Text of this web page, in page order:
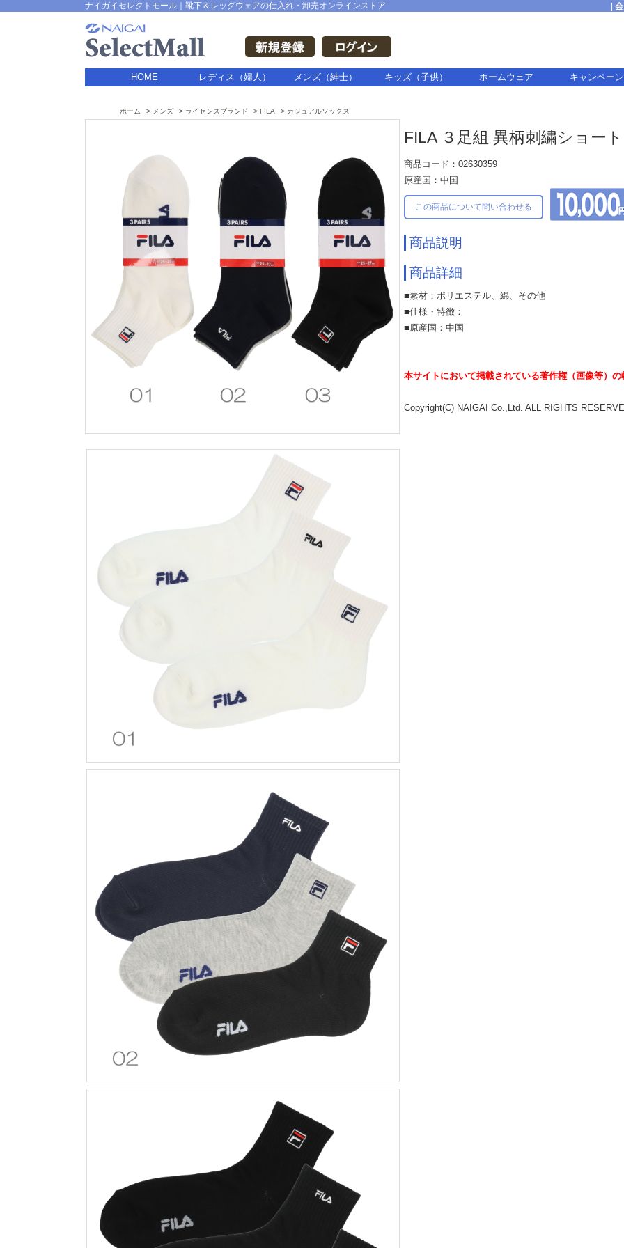
ナイガイセレクトモール｜靴下＆レッグウェアの仕入れ・卸売オンラインストア
HOME レディス（婦人） メンズ（紳士） キッズ（子供） ホームウェア キャンペーン
ホーム メンズ ライセンスブランド FILA カジュアルソックス
FILA ３足組 異柄刺繍ショート
商品コード：02630359
原産国：中国
この商品について問い合わせる
商品説明
商品詳細
■素材：ポリエステル、綿、その他
■仕様・特徴：
■原産国：中国
本サイトにおいて掲載されている著作権（画像等）の
Copyright(C) NAIGAI Co.,Ltd. ALL RIGHTS